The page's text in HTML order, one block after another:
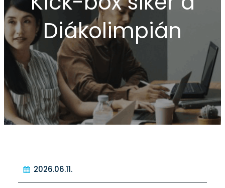
Diákolimpián
2026.06.11.